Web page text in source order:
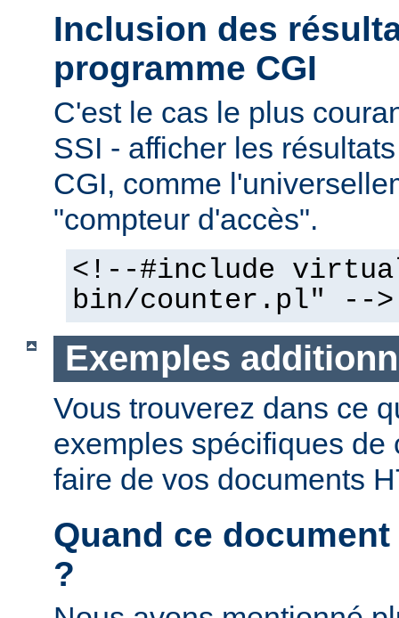
Inclusion des
programme CGI
C'est le cas le plus
SSI - afficher les
CGI, comme
"compteur d'accès".
<!--#include
bin/counter.pl" -->
Exemples
Vous trouverez dans ce
exemples spécifiques de
faire de vos documents
Quand ce
?